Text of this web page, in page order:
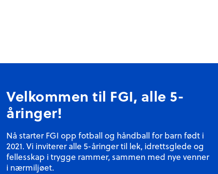
Velkommen til FGI, alle 5-
åringer!
Nå starter FGI opp fotball og håndball for barn født i
2021. Vi inviterer alle 5-åringer til lek, idrettsglede og
fellesskap i trygge rammer, sammen med nye venner
i nærmiljøet.